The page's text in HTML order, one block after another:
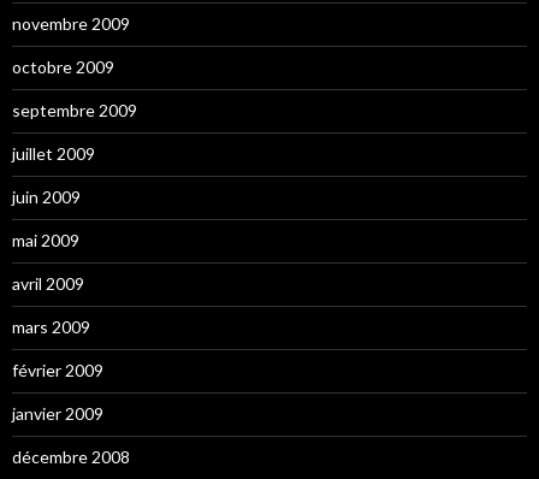
novembre 2009
octobre 2009
septembre 2009
juillet 2009
juin 2009
mai 2009
avril 2009
mars 2009
février 2009
janvier 2009
décembre 2008